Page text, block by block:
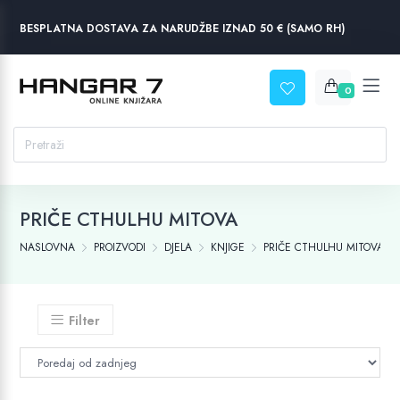
BESPLATNA DOSTAVA ZA NARUDŽBE IZNAD 50 € (SAMO RH)
0
PRIČE CTHULHU MITOVA
NASLOVNA PROIZVODI DJELA KNJIGE PRIČE CTHULHU MITOVA
Filter